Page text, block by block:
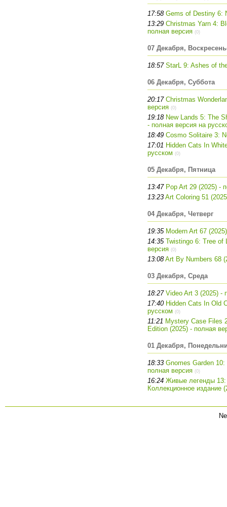
17:58 Gems of Destiny 6:
13:29 Christmas Yarn 4:
полная версия (0)
07 Декабря,
18:57 StarL 9: Ashes of
06 Декабря, Суббота
20:17 Christmas
версия (0)
19:18 New Lands 5: The
- полная версия на
18:49 Cosmo Solitaire 3:
17:01 Hidden Cats In
русском (0)
05 Декабря, Пятница
13:47 Pop Art 29 (2025) -
13:23 Art Coloring 51
04 Декабря, Четверг
19:35 Modern Art 67
14:35 Twistingo 6: Tree of
версия (0)
13:08 Art By Numbers 68
03 Декабря, Среда
18:27 Video Art 3 (2025) -
17:40 Hidden Cats In Old
русском (0)
11:21 Mystery Case Files
Edition (2025) - полная
01 Декабря,
18:33 Gnomes Garden
полная версия (0)
16:24 Живые легенды
Коллекционное издание